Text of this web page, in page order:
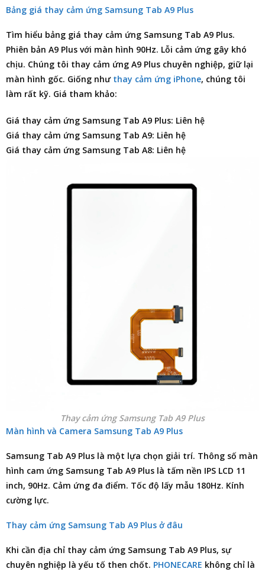
Bảng giá thay cảm ứng Samsung Tab A9 Plus
Tìm hiểu bảng giá thay cảm ứng Samsung Tab A9 Plus.
Phiên bản A9 Plus với màn hình 90Hz. Lỗi cảm ứng gây khó
chịu. Chúng tôi thay cảm ứng A9 Plus chuyên nghiệp, giữ lại
màn hình gốc. Giống như thay cảm ứng iPhone, chúng tôi
làm rất kỹ. Giá tham khảo:
Giá thay cảm ứng Samsung Tab A9 Plus: Liên hệ
Giá thay cảm ứng Samsung Tab A9: Liên hệ
Giá thay cảm ứng Samsung Tab A8: Liên hệ
Thay cảm ứng Samsung Tab A9 Plus
Màn hình và Camera Samsung Tab A9 Plus
Samsung Tab A9 Plus là một lựa chọn giải trí. Thông số màn
hình cam ứng Samsung Tab A9 Plus là tấm nền IPS LCD 11
inch, 90Hz. Cảm ứng đa điểm. Tốc độ lấy mẫu 180Hz. Kính
cường lực.
Thay cảm ứng Samsung Tab A9 Plus ở đâu
Khi cần địa chỉ thay cảm ứng Samsung Tab A9 Plus, sự
chuyên nghiệp là yếu tố then chốt. PHONECARE không chỉ là